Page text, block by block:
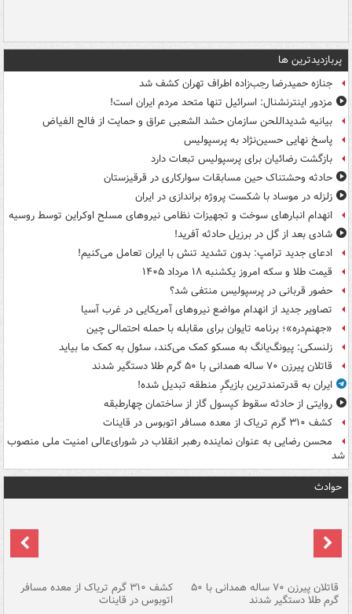
پربازدیدترین ها
جنازه حمیدرضا رجب‌زاده اطراف تهران کشف شد
مزدور اینترنشنال: اسرائیل تنها متحد مردم ایران است!
بیانیه شدیداللحن سازمان حشد الشعبی عراق و حمایت از فالح الفیاض
پاسخ نهایی حسین‌نژاد به پرسپولیس
بازگشت رضائیان برای پرسپولیس تبعات دارد
حادثه وحشتناک حین مسابقات سوارکاری در قرقیزستان
زلزله در موساد با شکست پروژه براندازی در ایران
انهدام انبارهای سوخت و تجهیزات نظامی نیروهای مسلح اوکراین توسط روسیه
شادی بعد از گل در برزیل حادثه آفرید!
ادعای جدید ترامپ: بدون تشدید تنش با ایران تعامل می‌کنیم!
قیمت طلا و سکه امروز یکشنبه ۱۸ مرداد ۱۴۰۵
حضور قربانی در پرسپولیس منتفی شد؟
تصاویر جدید از انهدام مواضع نیروهای آمریکایی در غرب آسیا
«جهنم‌دره»؛ برنامه تایوان برای مقابله با حمله احتمالی چین
زلنسکی: پیونگ‌یانگ به مسکو کمک می‌کند، سئول به کمک ما بیاید
قاتلان پیرزن ۷۰ ساله همدانی با ۵۰ گرم طلا دستگیر شدند
ایران به قدرتمندترین بازیگرِ منطقه تبدیل شده!
روایتی از حادثه سقوط کپسول گاز از ساختمان چهارطبقه
کشف ۳۱۰ گرم تریاک از معده مسافر اتوبوس در قاینات
محسن رضایی به عنوان نماینده رهبر انقلاب در شورای‌عالی امنیت ملی منصوب
شد
حوادث
قاتلان پیرزن ۷۰ ساله همدانی با ۵۰
گرم طلا دستگیر شدند
کشف ۳۱۰ گرم تریاک از معده مسافر
اتوبوس در قاینات